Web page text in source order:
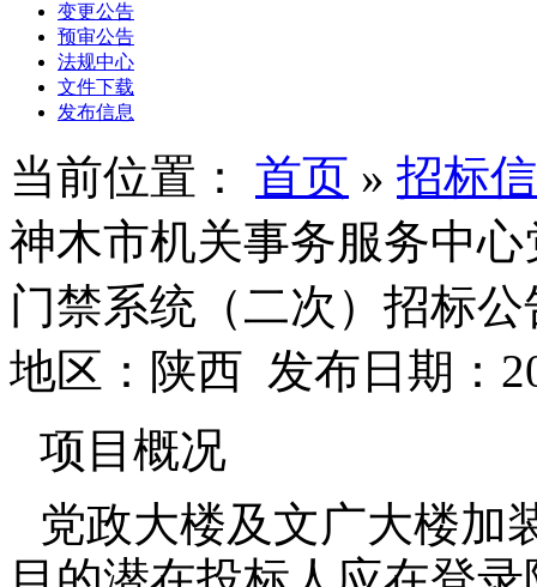
变更公告
预审公告
法规中心
文件下载
发布信息
当前位置： 首页 » 招标
神木市机关事务服务中
门禁系统（二次）招标
地区：陕西 发布日期：
项目概况
党政大楼及文广大楼加